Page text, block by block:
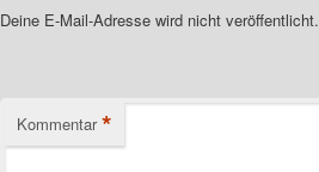
Deine E-Mail-Adresse wird nicht veröffentlicht.
Kommentar *